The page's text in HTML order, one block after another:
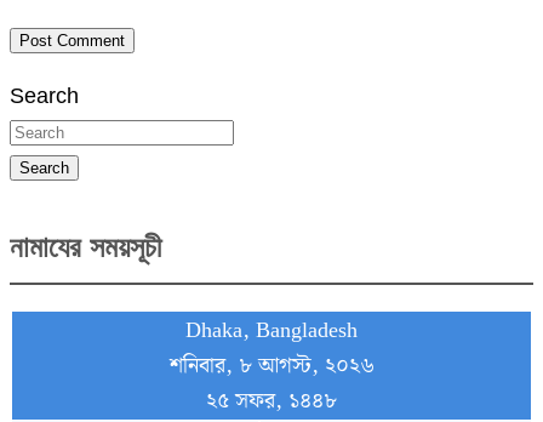
Search
Search
নামাযের সময়সূচী
Dhaka, Bangladesh
শনিবার, ৮ আগস্ট, ২০২৬
২৫ সফর, ১৪৪৮